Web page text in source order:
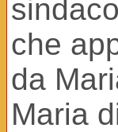
che
da
Maria